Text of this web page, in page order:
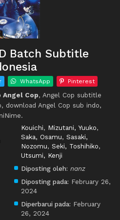
Batch Subtitle
WhatsApp Pinterest
Cop, Angel Cop subtitle
download Angel Cop sub indo,
Kouichi, Mizutani, Yuuko,
Saka, Osamu,Sasaki,
Nozomu,Seki, Toshihiko,
Utsumi, Kenji
Diposting oleh: nanz
Diposting pada: February 26,
2024
Diperbarui pada: February
26, 2024